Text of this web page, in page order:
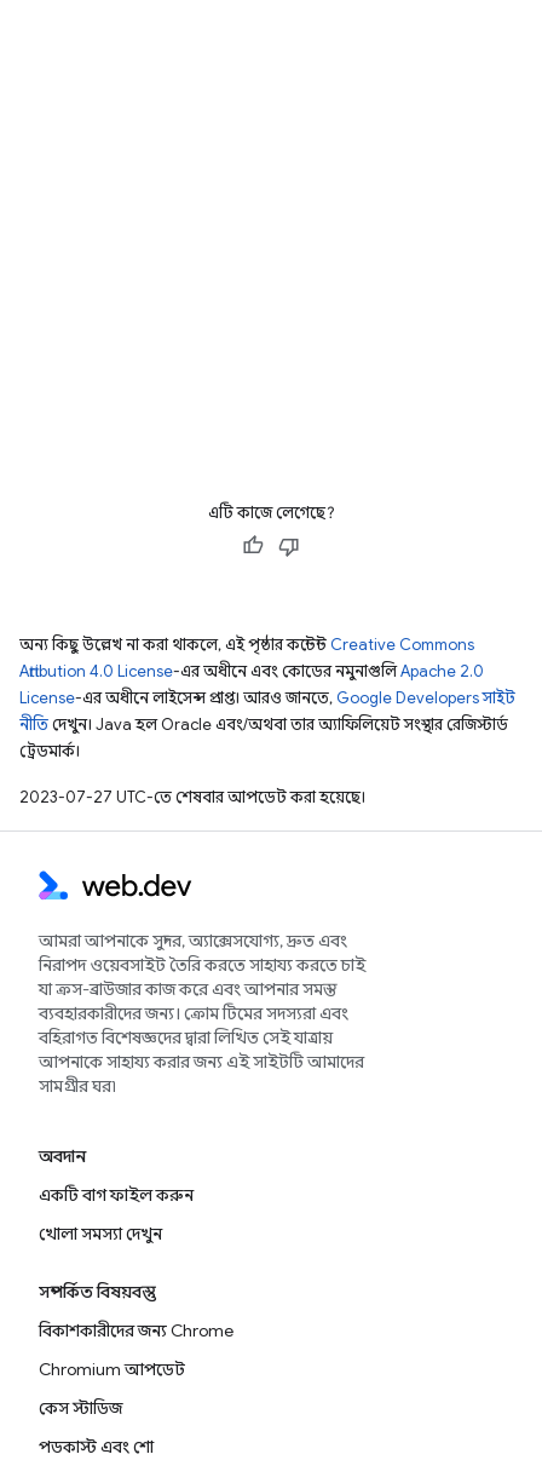
এটি কাজে লেগেছে?
অন্য কিছু উল্লেখ না করা থাকলে, এই পৃষ্ঠার কন্টেন্ট Creative Commons
Attribution 4.0 License-এর অধীনে এবং কোডের নমুনাগুলিApache 2.0
License-এর অধীনে লাইসেন্স প্রাপ্ত। আরও জানতে, Google Developers সাইট
নীতিদেখুন। Java হল Oracle এবং/অথবা তার অ্যাফিলিয়েট সংস্থার রেজিস্টার্ড
ট্রেডমার্ক।
2023-07-27 UTC-তে শেষবার আপডেট করা হয়েছে।
আমরা আপনাকে সুন্দর, অ্যাক্সেসযোগ্য, দ্রুত এবং
নিরাপদ ওয়েবসাইট তৈরি করতে সাহায্য করতে চাই
যা ক্রস-ব্রাউজার কাজ করে এবং আপনার সমস্ত
ব্যবহারকারীদের জন্য। ক্রোম টিমের সদস্যরা এবং
বহিরাগত বিশেষজ্ঞদের দ্বারা লিখিত সেই যাত্রায়
আপনাকে সাহায্য করার জন্য এই সাইটটি আমাদের
সামগ্রীর ঘর৷
অবদান
একটি বাগ ফাইল করুন
খোলা সমস্যা দেখুন
সম্পর্কিত বিষয়বস্তু
বিকাশকারীদের জন্য Chrome
Chromium আপডেট
কেস স্টাডিজ
পডকাস্ট এবং শো